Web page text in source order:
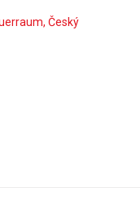
Český